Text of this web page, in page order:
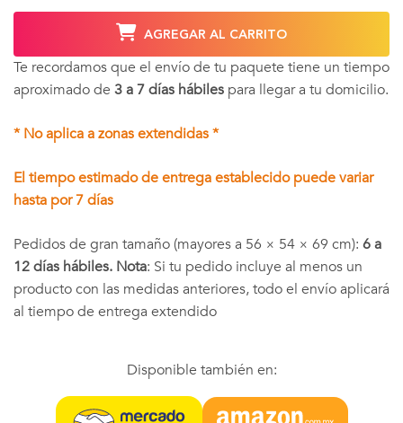
AGREGAR AL CARRITO
Te recordamos que el envío de tu paquete tiene un tiempo
aproximado de 3 a 7 días hábiles para llegar a tu domicilio.
* No aplica a zonas extendidas *
El tiempo estimado de entrega establecido puede variar
hasta por 7 días
Pedidos de gran tamaño (mayores a 56 × 54 × 69 cm): 6 a
12 días hábiles. Nota: Si tu pedido incluye al menos un
producto con las medidas anteriores, todo el envío aplicará
al tiempo de entrega extendido
Disponible también en: